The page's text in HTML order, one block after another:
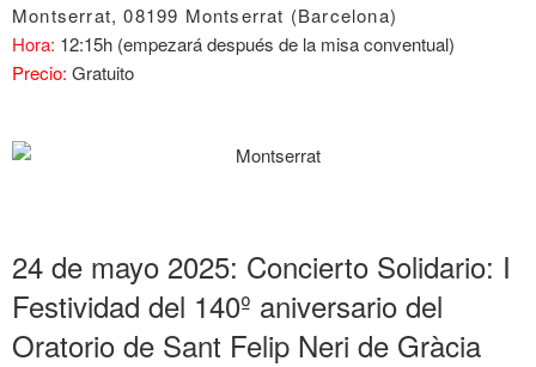
Montserrat,08199 Montserrat (Barcelona)
Hora: 12:15h (empezará después de la misa conventual)
Precio: Gratuito
24 de mayo 2025: Concierto Solidario: I
Festividad del 140º aniversario del
Oratorio de Sant Felip Neri de Gràcia